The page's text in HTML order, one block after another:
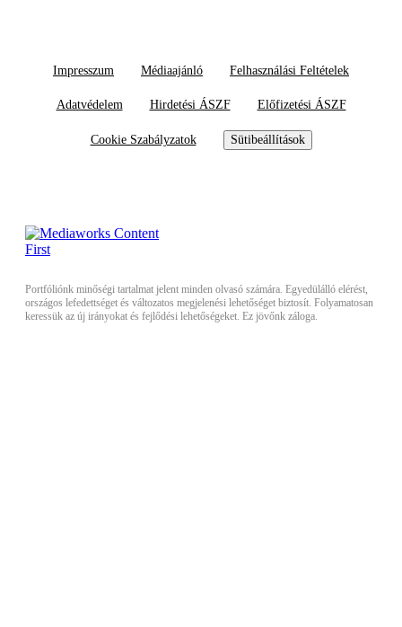
Impresszum Médiaajánló Felhasználási Feltételek
Adatvédelem Hirdetési ÁSZF Előfizetési ÁSZF
Cookie Szabályzatok Sütibeállítások
Portfóliónk minőségi tartalmat jelent minden olvasó számára. Egyedülálló elérést,
országos lefedettséget és változatos megjelenési lehetőséget biztosít. Folyamatosan
keressük az új irányokat és fejlődési lehetőségeket. Ez jövőnk záloga.